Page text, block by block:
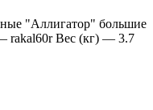
"Аллигатор" большие
rakal60r Вес (кг) — 3.7